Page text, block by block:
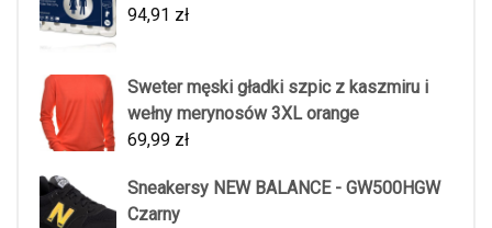
94,91 zł
Sweter męski gładki szpic z kaszmiru i
wełny merynosów 3XL orange
69,99 zł
Sneakersy NEW BALANCE - GW500HGW
Czarny